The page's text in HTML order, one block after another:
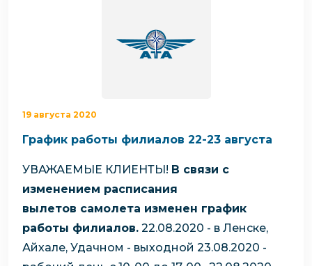
19 августа 2020
График работы филиалов 22-23 августа
УВАЖАЕМЫЕ КЛИЕНТЫ! В связи с
изменением расписания
вылетов самолета изменен график
работы филиалов. 22.08.2020 - в Ленске,
Айхале, Удачном - выходной 23.08.2020 -